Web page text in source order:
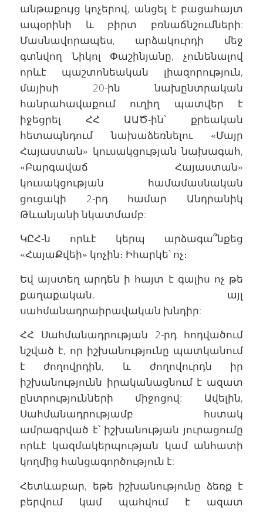
անթաքույց կոչերով, անցել է բացահայտ
ապօրինի և բիրտ բռնաճնշումների:
Մասնավորապես, արձակուրդի մեջ
գտնվող Նիկոլ Փաշինյանը, չունենալով
որևէ պաշտոնեական լիազորություն,
մայիսի 20-ին նախընտրական
հանրահավաքում ուղիղ պատվեր է
իջեցրել ՀՀ ԱԱԾ-ին՝ քրեական
հետապնդում նախաձեռնելու «Մայր
Հայաստան» կուսակցության նախագահ,
«Բարգավաճ Հայաստան»
կուսակցության համամասնական
ցուցակի 2-րդ համար Անդրանիկ
Թևանյանի նկատմամբ:
ԿԸՀ-ն որևէ կերպ արձագա՞նքեց
«ՀայաՔվեի» կոչին։ Իհարկե՝ ոչ։
Եվ այստեղ արդեն ի հայտ է գալիս ոչ թե
քաղաքական, այլ
սահմանադրաիրավական խնդիր:
ՀՀ Սահմանադրության 2-րդ հոդվածում
նշված է, որ իշխանությունը պատկանում
է ժողովրդին, և ժողովուրդն իր
իշխանությունն իրականացնում է ազատ
ընտրությունների միջոցով: Ավելին,
Սահմանադրությամբ հստակ
ամրագրված է՝ իշխանության յուրացումը
որևէ կազմակերպության կամ անհատի
կողմից հանցագործություն է:
Հետևաբար, եթե իշխանությունը ձեռք է
բերվում կամ պահվում է ազատ